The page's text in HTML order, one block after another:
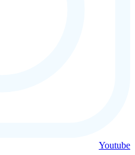
Youtube